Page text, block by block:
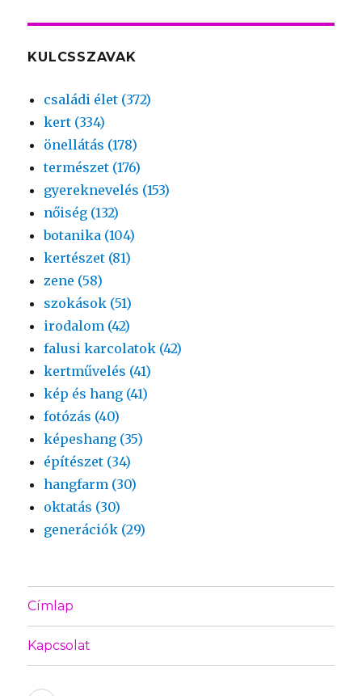
KULCSSZAVAK
családi élet (372)
kert (334)
önellátás (178)
természet (176)
gyereknevelés (153)
nőiség (132)
botanika (104)
kertészet (81)
zene (58)
szokások (51)
irodalom (42)
falusi karcolatok (42)
kertművelés (41)
kép és hang (41)
fotózás (40)
képeshang (35)
építészet (34)
hangfarm (30)
oktatás (30)
generációk (29)
Címlap
Kapcsolat